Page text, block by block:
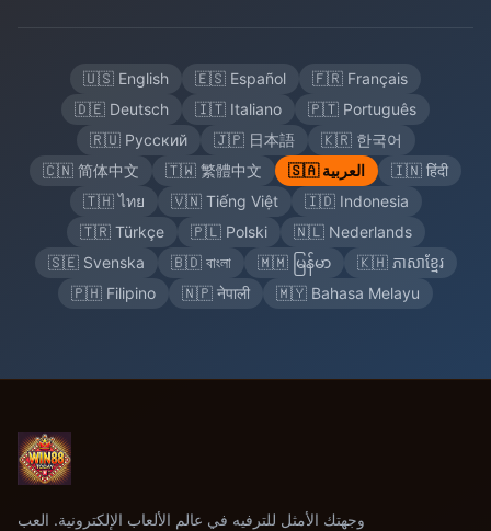
🇺🇸 English 🇪🇸 Español
🇫🇷 Français
🇩🇪 Deutsch
🇮🇹 Italiano
🇵🇹 Português
🇷🇺 Русский
🇯🇵 日本語
🇰🇷 한국어
🇨🇳 简体中文
🇹🇼 繁體中文 🇸🇦 العربية
🇮🇳 हिंदी
🇹🇭 ไทย
🇻🇳 Tiếng Việt
🇮🇩 Indonesia
🇹🇷 Türkçe
🇵🇱 Polski
🇳🇱 Nederlands
🇸🇪 Svenska
🇧🇩 বাংলা 🇲🇲 မြန်မာ
🇰🇭 ភាសាខ្មែរ
🇵🇭 Filipino
🇳🇵 नेपाली 🇲🇾 Bahasa Melayu
وجهتك الأمثل للترفيه في عالم الألعاب الإلكترونية. العب